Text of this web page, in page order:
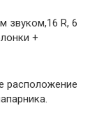
звуком,16 R, 6
+
расположение